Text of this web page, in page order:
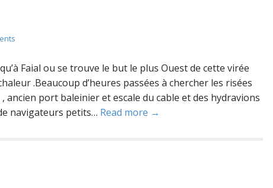
Faial ou se trouve le but le plus Ouest de cette virée
.Beaucoup d’heures passées à chercher les risées
ancien port baleinier et escale du cable et des hydravions
navigateurs petits… Read more →